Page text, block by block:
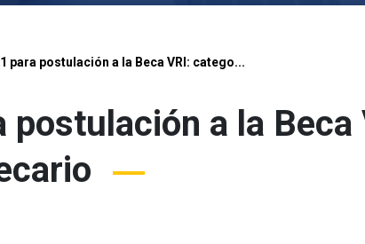
para postulación a la Beca VRI: catego...
postulación a la